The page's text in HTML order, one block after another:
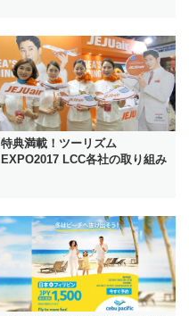
特典満載！ツーリズム
EXPO2017 LCC各社の取り組み